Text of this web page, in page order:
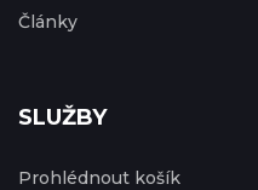
Články
SLUŽBY
Prohlédnout košík